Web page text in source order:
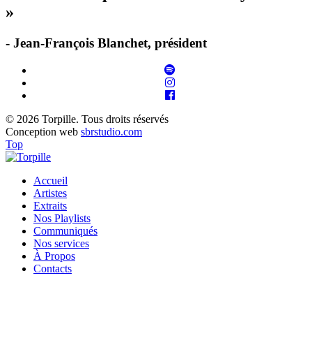
»
- Jean-François Blanchet, président
© 2026 Torpille. Tous droits réservés
Conception web sbrstudio.com
Top
Accueil
Artistes
Extraits
Nos Playlists
Communiqués
Nos services
À Propos
Contacts